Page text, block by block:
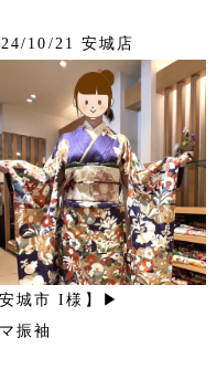
10/21 安城店
安城市 I様】▶
振袖